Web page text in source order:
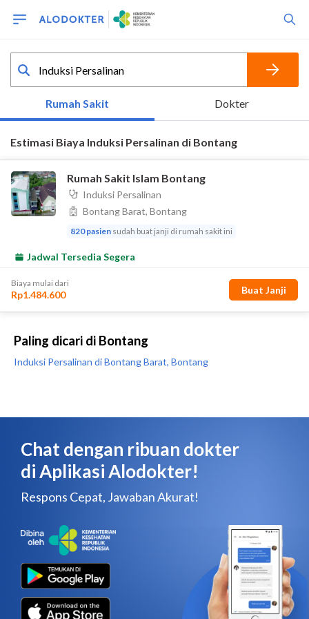
Paling dicari di Bontang
Induksi Persalinan di Bontang Barat, Bontang